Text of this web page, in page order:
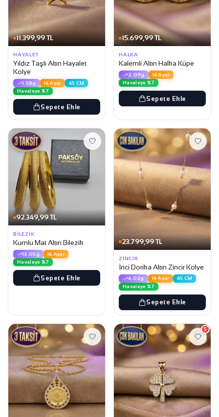
11.399,99 TL
HAYALET
Yıldız Taşlı Altın Hayalet
Kolye
1.58g 14 Ayar
45 CM
Havaleye %7
Sepete Ekle
15.699,99 TL
HALKA
Kalemli Altın Halka Küpe
2.09g
14 Ayar
Havaleye %7
Sepete Ekle
92.349,99 TL
BILEZIK
Kumlu Mat Altın Bilezik
13.05g
14 Ayar
Havaleye %7
Sepete Ekle
23.799,99 TL
ZINCIR
İnci Dorika Altın Zincir Kolye
4.02g 14 Ayar
45 CM
Havaleye %7
Sepete Ekle
5